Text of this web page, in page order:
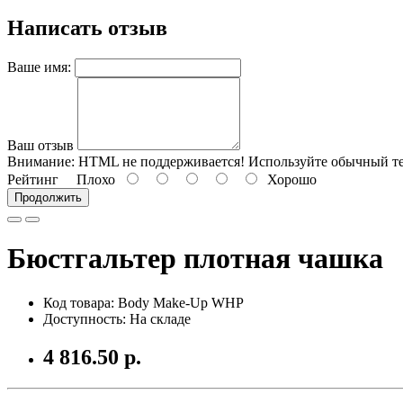
Написать отзыв
Ваше имя:
Ваш отзыв
Внимание: HTML не поддерживается! Используйте обычный
Рейтинг Плохо Хорошо
Продолжить
Бюстгальтер плотная чашка
Код товара: Body Make-Up WHP
Доступность: На складе
4 816.50 р.